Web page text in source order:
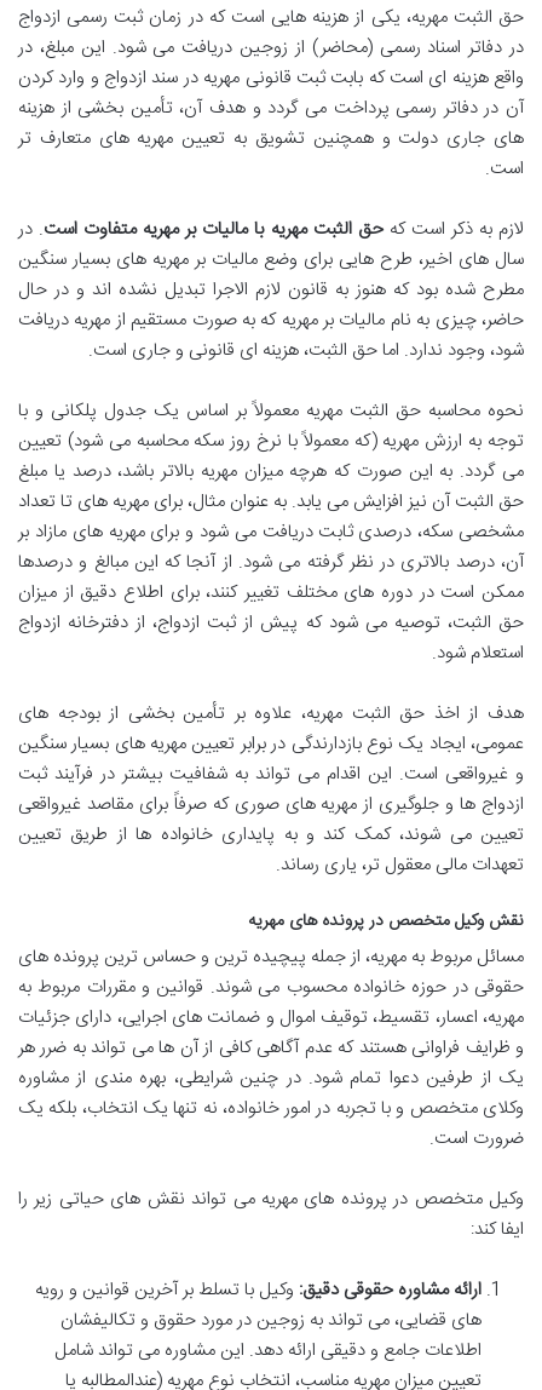
حق الثبت مهریه، یکی از هزینه هایی است که در زمان ثبت رسمی ازدواج
در دفاتر اسناد رسمی (محاضر) از زوجین دریافت می شود. این مبلغ، در
واقع هزینه ای است که بابت ثبت قانونی مهریه در سند ازدواج و وارد کردن
آن در دفاتر رسمی پرداخت می گردد و هدف آن، تأمین بخشی از هزینه
های جاری دولت و همچنین تشویق به تعیین مهریه های متعارف تر
است.
لازم به ذکر است کهحق الثبت مهریه با مالیات بر مهریه متفاوت است. در
سال های اخیر، طرح هایی برای وضع مالیات بر مهریه های بسیار سنگین
مطرح شده بود که هنوز به قانون لازم الاجرا تبدیل نشده اند و در حال
حاضر، چیزی به نام مالیات بر مهریه که به صورت مستقیم از مهریه دریافت
شود، وجود ندارد. اما حق الثبت، هزینه ای قانونی و جاری است.
نحوه محاسبه حق الثبت مهریه معمولاً بر اساس یک جدول پلکانی و با
توجه به ارزش مهریه (که معمولاً با نرخ روز سکه محاسبه می شود) تعیین
می گردد. به این صورت که هرچه میزان مهریه بالاتر باشد، درصد یا مبلغ
حق الثبت آن نیز افزایش می یابد. به عنوان مثال، برای مهریه های تا تعداد
مشخصی سکه، درصدی ثابت دریافت می شود و برای مهریه های مازاد بر
آن، درصد بالاتری در نظر گرفته می شود. از آنجا که این مبالغ و درصدها
ممکن است در دوره های مختلف تغییر کنند، برای اطلاع دقیق از میزان
حق الثبت، توصیه می شود که پیش از ثبت ازدواج، از دفترخانه ازدواج
استعلام شود.
هدف از اخذ حق الثبت مهریه، علاوه بر تأمین بخشی از بودجه های
عمومی، ایجاد یک نوع بازدارندگی در برابر تعیین مهریه های بسیار سنگین
و غیرواقعی است. این اقدام می تواند به شفافیت بیشتر در فرآیند ثبت
ازدواج ها و جلوگیری از مهریه های صوری که صرفاً برای مقاصد غیرواقعی
تعیین می شوند، کمک کند و به پایداری خانواده ها از طریق تعیین
تعهدات مالی معقول تر، یاری رساند.
نقش وکیل متخصص در پرونده های مهریه
مسائل مربوط به مهریه، از جمله پیچیده ترین و حساس ترین پرونده های
حقوقی در حوزه خانواده محسوب می شوند. قوانین و مقررات مربوط به
مهریه، اعسار، تقسیط، توقیف اموال و ضمانت های اجرایی، دارای جزئیات
و ظرایف فراوانی هستند که عدم آگاهی کافی از آن ها می تواند به ضرر هر
یک از طرفین دعوا تمام شود. در چنین شرایطی، بهره مندی از مشاوره
وکلای متخصص و با تجربه در امور خانواده، نه تنها یک انتخاب، بلکه یک
ضرورت است.
وکیل متخصص در پرونده های مهریه می تواند نقش های حیاتی زیر را
ایفا کند:
ارائه مشاوره حقوقی دقیق: وکیل با تسلط بر آخرین قوانین و رویه
های قضایی، می تواند به زوجین در مورد حقوق و تکالیفشان
اطلاعات جامع و دقیقی ارائه دهد. این مشاوره می تواند شامل
تعیین میزان مهریه مناسب، انتخاب نوع مهریه (عندالمطالبه یا